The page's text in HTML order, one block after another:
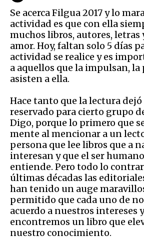
Se acerca Filgua 2017 y lo
actividad es que con ella
muchos libros, autores, letras
amor. Hoy, faltan solo 5 días
actividad se realice y es
a aquellos que la impulsan, la
asisten a ella.
Hace tanto que la lectura dejó
reservado para cierto grupo
Digo, porque lo primero que
mente al mencionar a un
persona que lee libros que a
interesan y que el ser
entiende. Pero todo lo
últimas décadas las
han tenido un auge
permitido que cada uno de
acuerdo a nuestros intereses
encontremos un libro que
nuestro conocimiento.